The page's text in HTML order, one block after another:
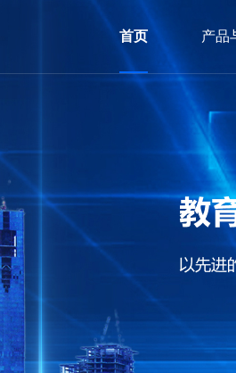
首页 产品